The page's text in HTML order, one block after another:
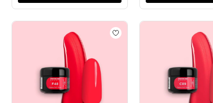
Ajouter à la liste de souhaits